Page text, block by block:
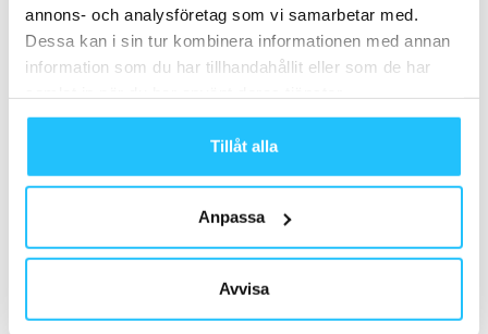
annons- och analysföretag som vi samarbetar med.
Dessa kan i sin tur kombinera informationen med annan
information som du har tillhandahållit eller som de har
Tillåt alla
Anpassa
Avvisa
2025-09-03
Eleikos skivstång prisas med internationell
designutmärkelse
John Nilsson utnämnd till säljchef för
svenska marknaden hos Motion Fitness